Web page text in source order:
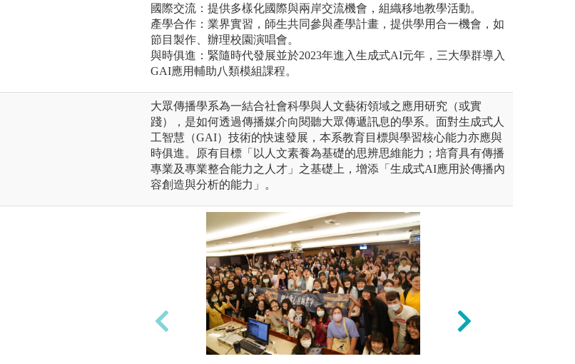
國際交流：提供多樣化國際與兩岸交流機會，組織移地教學活動。
產學合作：業界實習，師生共同參與產學計畫，提供學用合一機會，如
節目製作、辦理校園演唱會。
與時俱進：緊隨時代發展並於2023年進入生成式AI元年，三大學群導入
GAI應用輔助八類模組課程。
大眾傳播學系為一結合社會科學與人文藝術領域之應用研究（或實
踐），是如何透過傳播媒介向閱聽大眾傳遞訊息的學系。面對生成式人
工智慧（GAI）技術的快速發展，本系教育目標與學習核心能力亦應與
時俱進。原有目標「以人文素養為基礎的思辨思維能力；培育具有傳播
專業及專業整合能力之人才」之基礎上，增添「生成式AI應用於傳播內
容創造與分析的能力」。